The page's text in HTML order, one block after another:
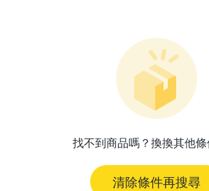
找不到商品嗎？換換其他條
清除條件再搜尋